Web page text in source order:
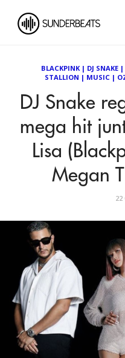
BLACKPINK| DJ SNAKE|
STALLION | MUSIC|
DJ Snake
mega hit
Lisa
Megan
22